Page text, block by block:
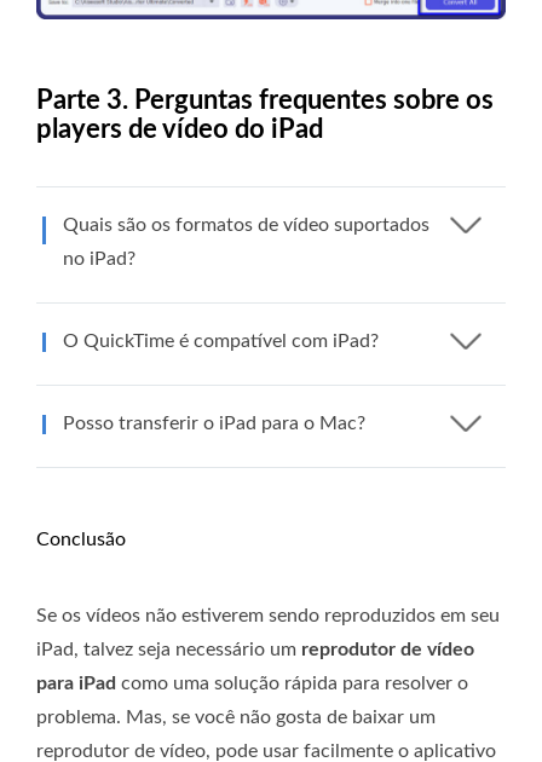
Parte 3. Perguntas frequentes sobre os
players de vídeo do iPad
Quais são os formatos de vídeo suportados
no iPad?
O QuickTime é compatível com iPad?
Posso transferir o iPad para o Mac?
Conclusão
Se os vídeos não estiverem sendo reproduzidos em seu
iPad, talvez seja necessário um reprodutor de vídeo
para iPad como uma solução rápida para resolver o
problema. Mas, se você não gosta de baixar um
reprodutor de vídeo, pode usar facilmente o aplicativo